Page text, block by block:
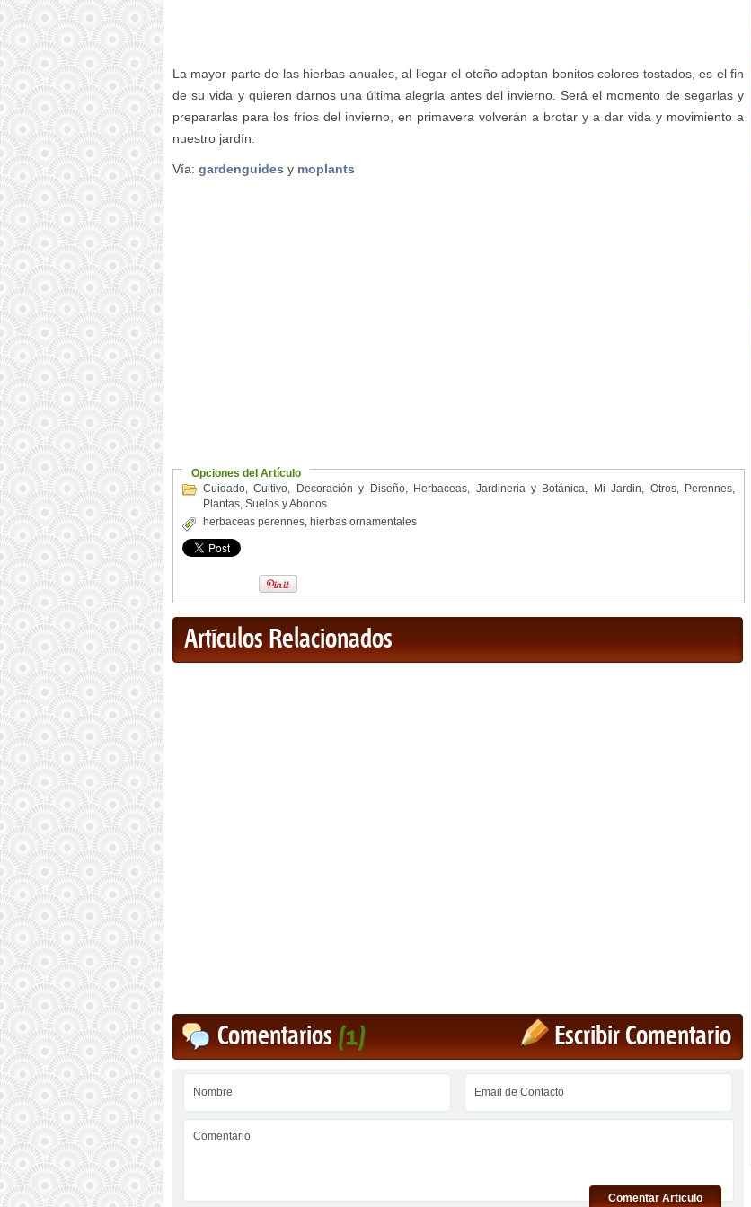
La mayor parte de las hierbas anuales, al llegar el otoño adoptan bonitos colores tostados, es el fin
de su vida y quieren darnos una última alegría antes del invierno. Será el momento de segarlas y
prepararlas para los fríos del invierno, en primavera volverán a brotar y a dar vida y movimiento a
nuestro jardín.
Vía: gardenguides y moplants
Opciones del Artículo
Cuidado,Cultivo, Decoración y Diseño, Herbaceas, Jardineria y Botánica, Mi Jardin, Otros, Perennes,
Plantas, Suelos y Abonos
herbaceas perennes, hierbas ornamentales
Artículos Relacionados
Escribir Comentario
Comentarios(1)
Comentar Articulo